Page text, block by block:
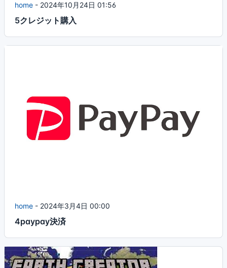
home - 2024年10月24日 01:56
5クレジット購入
home - 2024年3月4日 00:00
4paypay決済